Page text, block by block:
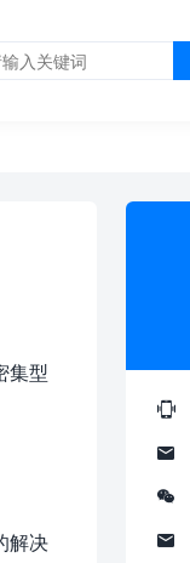
集型
解决



